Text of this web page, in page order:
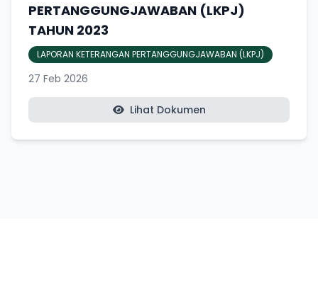
PERTANGGUNGJAWABAN (LKPJ)
TAHUN 2023
LAPORAN KETERANGAN PERTANGGUNGJAWABAN (LKPJ)
27 Feb 2026
Lihat Dokumen